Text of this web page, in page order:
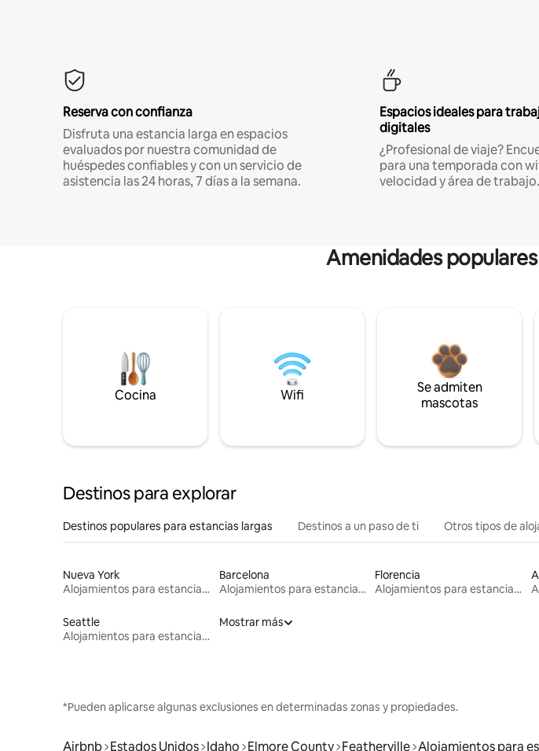
Reserva con confianza
Disfruta una estancia larga en espacios
evaluados por nuestra comunidad de
huéspedes confiables y con un servicio de
asistencia las 24 horas, 7 días a la semana.
Espacios ideales para
digitales
¿Profesional de viaje?
para una temporada con
velocidad y área de trabajo.
Amenidades
Cocina Wifi
Se admiten
mascotas
Destinos para explorar
Destinos populares para estancias largas Destinos a un paso de ti Otros tipos de
Nueva York
Alojamientos para estancias largas
Barcelona
Alojamientos para estancias largas
Florencia
Alojamientos para estancias largas
Seattle
Alojamientos para estancias largas
Mostrar más
*Pueden aplicarse algunas exclusiones en determinadas zonas y propiedades.
Airbnb Estados Unidos Idaho Elmore County Featherville Alojamientos para